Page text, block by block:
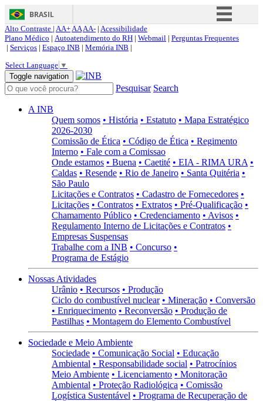
BRASIL
Simplifique!
Acesso à informação
Canais
Alto Contraste | AA+AAAA- | Acessibilidade
Plano Médico | Autoatendimento do RH | Webmail | Perguntas Frequentes
| Serviços | Espaço INB | Memória INB |
Select Language ▼
Toggle navigation
Pesquisar Search
A INB
Quem somos • História • Estatuto • Mapa Estratégico
2026-2030
Comissão de Ética • Código de Ética • Regimento
Interno • Fale com a Comissao
Onde estamos • Buena • Caetité • EIA - RIMA URA •
Caldas • Resende • Rio de Janeiro • Santa Quitéria •
São Paulo
Licitações e Contratos • Cadastro de Fornecedores •
Licitações • Contratos • Extratos • Pré-Qualificação •
Chamamento Público • Credenciamento • Avisos •
Regulamento Interno de Licitações e Contratos •
Empresas Suspensas
Trabalhe com a INB • Concurso •
Programa de Estágio
Nossas Atividades
Urânio • Recursos • Produção
Ciclo do combustível nuclear • Mineração • Conversão
• Enriquecimento • Reconversão • Produção de
Pastilhas • Montagem do Elemento Combustível
Sociedade e Meio Ambiente
Sociedade • Comunicação Social • Educação
Ambiental • Responsabilidade social • Patrocínios
Meio Ambiente • Licenciamento • Monitoração
Ambiental • Proteção Radiológica • Comissão
Logística Sustentável • Programa de Recuperação de